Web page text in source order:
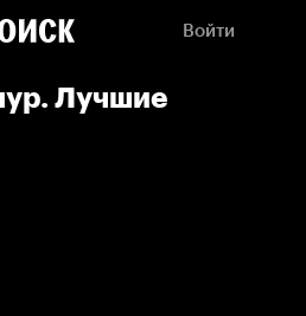
Войти
Лучшие